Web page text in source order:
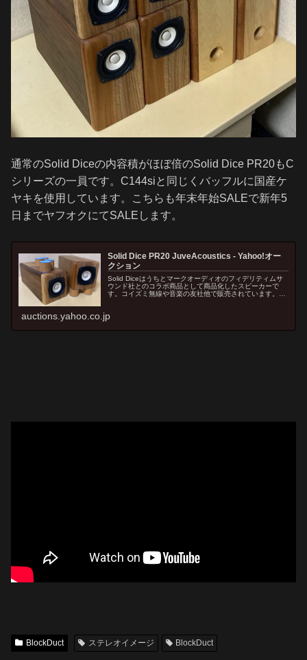
通常のSolid Diceの内容積がほぼ倍のSolid Dice PR20もC
シリーズの一員です。C144siと同じくバッフルに国産ケ
ヤキを使用しています。こちらも年末年始SALEで新年5
日までヤフオクにてSALEします。
Solid Dice PR20 JuveAcoustics - Yahoo!オー
クション
Solid Diceはうちとマークオーディオのフィデリティムサ
ウンド社とのコラボ商品として商品化したスピーカーで
す。コイズミ無線や音楽の友社他で販売されています。ど
auctions.yahoo.co.jp
BlockDuct ステレオイメージ BlockDuct